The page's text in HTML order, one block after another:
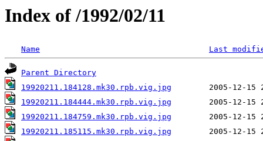
Index of /1992/02/11
Name Last
Parent Directory
19920211.184128.mk30.rpb.vig.jpg
19920211.184444.mk30.rpb.vig.jpg
19920211.184759.mk30.rpb.vig.jpg
19920211.185115.mk30.rpb.vig.jpg